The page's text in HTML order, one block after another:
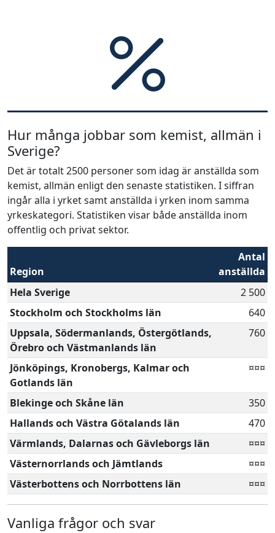
Hur många jobbar som kemist, allmän i
Sverige?
Det är totalt 2500 personer som idag är anställda som
kemist, allmän enligt den senaste statistiken. I siffran
ingår alla i yrket samt anställda i yrken inom samma
yrkeskategori. Statistiken visar både anställda inom
offentlig och privat sektor.
Region
Antal
anställda
Hela Sverige
2 500
Stockholm och Stockholms län
640
Uppsala, Södermanlands, Östergötlands,
Örebro och Västmanlands län
760
Jönköpings, Kronobergs, Kalmar och
Gotlands län
¤¤¤
Blekinge och Skåne län
350
Hallands och Västra Götalands län
470
Värmlands, Dalarnas och Gävleborgs län
¤¤¤
Västernorrlands och Jämtlands
¤¤¤
Västerbottens och Norrbottens län
¤¤¤
Vanliga frågor och svar